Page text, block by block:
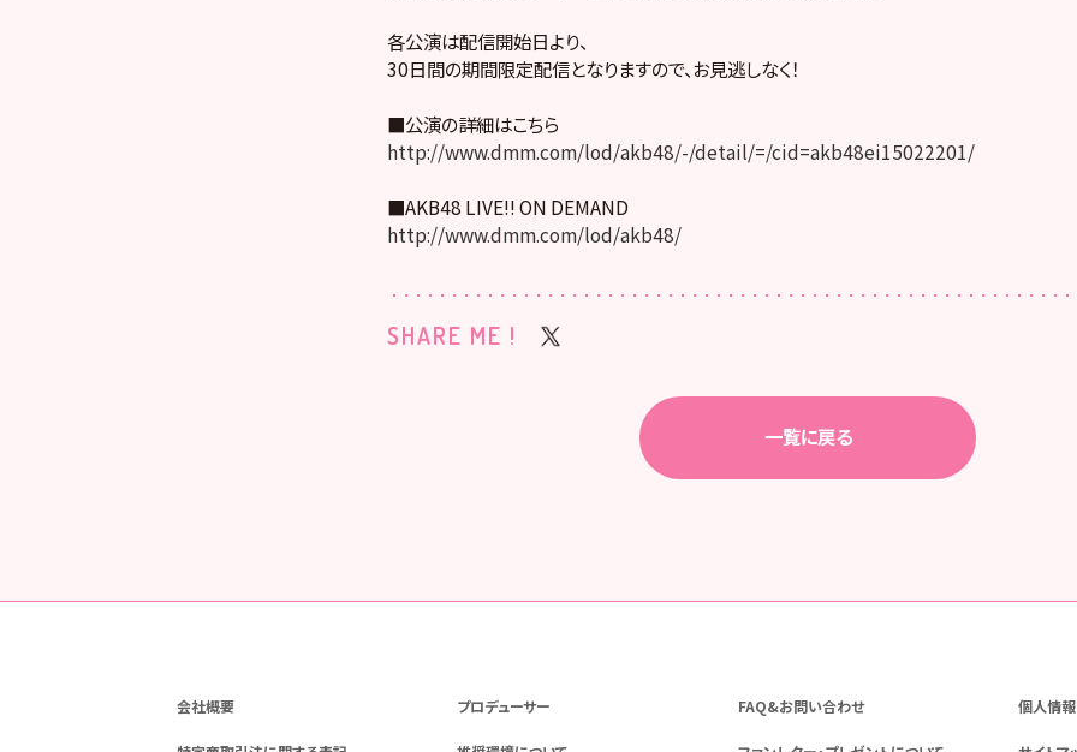
各公演は配信開始日より、
30日間の期間限定配信となりますので、お見逃しなく！
■公演の詳細はこちら
http://www.dmm.com/lod/akb48/-/detail/=/cid=akb48ei15022201/
■AKB48 LIVE!! ON DEMAND
http://www.dmm.com/lod/akb48/
SHARE ME !
一覧に戻る
会社概要 プロデューサー FAQ&お問い合わせ 個人情